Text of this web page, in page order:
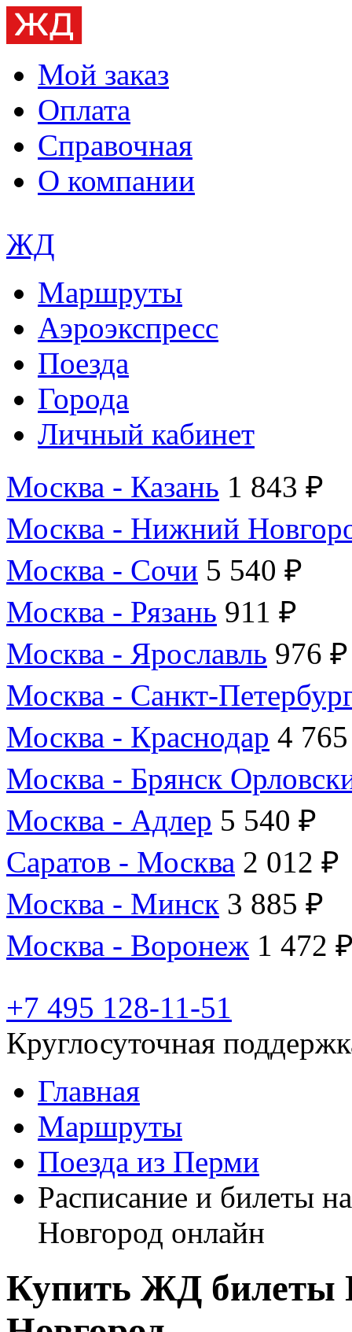
Мой заказ
Оплата
Справочная
О компании
ЖД
Маршруты
Аэроэкспресс
Поезда
Города
Личный кабинет
Москва - Казань 1 843 ₽
Москва - Нижний
Москва - Сочи 5 540 ₽
Москва - Рязань 911 ₽
Москва - Ярославль 976 ₽
Москва - Санкт-
Москва - Краснодар 4
Москва - Брянск
Москва - Адлер 5 540 ₽
Саратов - Москва 2 012 ₽
Москва - Минск 3 885 ₽
Москва - Воронеж 1 472
+7 495 128-11-51
Круглосуточная
Главная
Маршруты
Поезда из Перми
Расписание и билеты
Новгород онлайн
Купить ЖД